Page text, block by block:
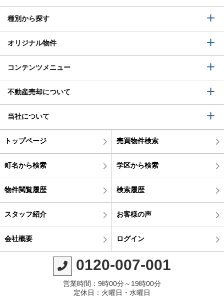
種別から探す
オリジナル物件
コンテンツメニュー
不動産売却について
当社について
トップページ 売買物件検索
町名から検索 学区から検索
物件閲覧履歴 検索履歴
スタッフ紹介 お客様の声
会社概要 ログイン
0120-007-001
営業時間：9時00分～19時00分
定休日：火曜日・水曜日